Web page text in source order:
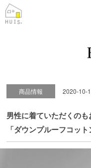
商品情報 2020-10-
男性に着ていただくの
「ダウンプルーフコッ